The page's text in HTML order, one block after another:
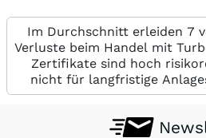
Im Durchschnitt erleiden 7
Verluste beim Handel mit
Zertifikate sind hoch
nicht für langfristige